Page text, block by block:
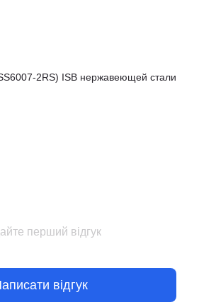
2RS) ISB нержавеющей стали
перший відгук
відгук